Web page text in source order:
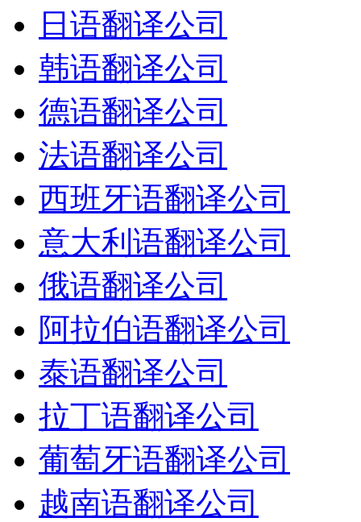
日语翻译公司
韩语翻译公司
德语翻译公司
法语翻译公司
西班牙语翻译公司
意大利语翻译公司
俄语翻译公司
阿拉伯语翻译公司
泰语翻译公司
拉丁语翻译公司
葡萄牙语翻译公司
越南语翻译公司